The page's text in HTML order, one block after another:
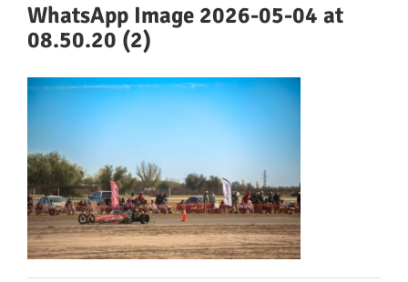
WhatsApp Image 2026-05-04 at
08.50.20 (2)